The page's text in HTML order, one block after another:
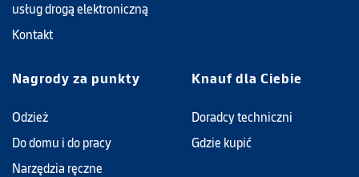
usług drogą elektroniczną
Kontakt
Nagrody za punkty
Odzież
Do domu i do pracy
Narzędzia ręczne
Knauf dla Ciebie
Doradcy techniczni
Gdzie kupić